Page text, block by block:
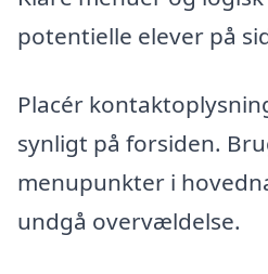
potentielle elever på
Placér
synligt på forsiden.
menupunkter i
undgå overvældelse.